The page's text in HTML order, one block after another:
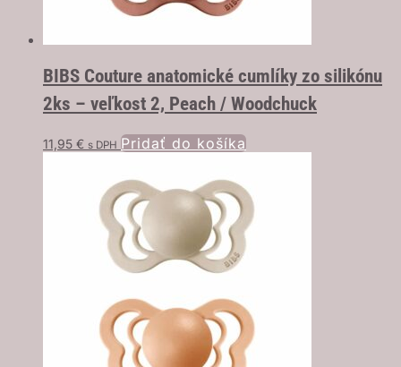
BIBS Couture anatomické cumlíky zo silikónu
2ks – veľkost 2, Peach / Woodchuck
11,95 € s DPH Pridať do košíka